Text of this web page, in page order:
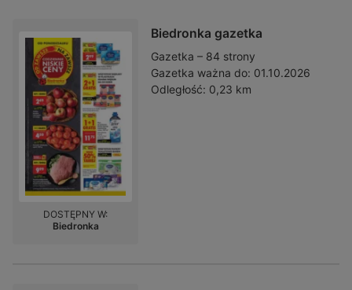
Biedronka gazetka
Gazetka – 84 strony
Gazetka ważna do: 01.10.2026
Odległość: 0,23 km
DOSTĘPNY W:
Biedronka